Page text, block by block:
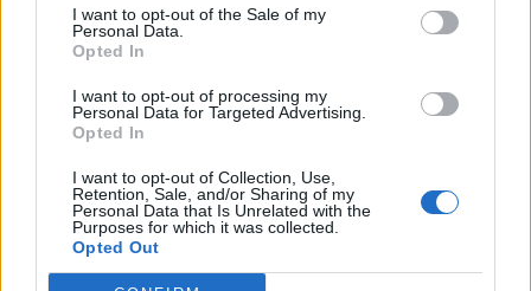
I want to opt-out of the Sale of my
Personal Data.
Opted In
I want to opt-out of processing my
Personal Data for Targeted Advertising.
Opted In
I want to opt-out of Collection, Use,
Retention, Sale, and/or Sharing of my
Personal Data that Is Unrelated with the
Purposes for which it was collected.
Opted Out
SCIENZA E TECH
Libero ShoppingContattiPubblicitàCookie policy
Condizioni generali